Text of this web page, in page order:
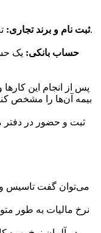
3. ثبت نام و برند تجاری:تنها اسم شخص سرمایه‌گذار ثبت می‌شود به همین دلیل است به سرمایه‌گذاران پیشنهاد می‌شود برای انتخاب آن به همکاری با افراد در همین زمینه بپردازند و پیشنهادات را بررسی کنند.
5. حساب بانکی: یک
پس از انجام این
بیمه آن‌ها را مشخص
ثبت و حضور در دفتر
می‌توان گفت تاسیس و